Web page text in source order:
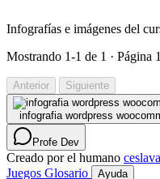
Infografías e imágenes del
Mostrando 1-1 de 1 · Página
Anterior Siguiente
infografia wordpress
Profe Dev
Creado por el humano ceslava
Juegos Glosario Ayuda